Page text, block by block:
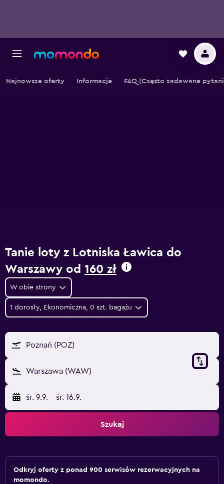
Najnowsze oferty Informacje FAQ (Często zadawane
Tanie loty z Lotniska Ławica do
Warszawy od 160 zł
W obie strony
1 dorosły, Ekonomiczna, 0 szt. bagażu
Poznań (POZ)
Warszawa (WAW)
śr. 9.9. - śr. 16.9.
Szukaj
Odkryj oferty z ponad 900 serwisów rezerwacyjnych na
momondo.